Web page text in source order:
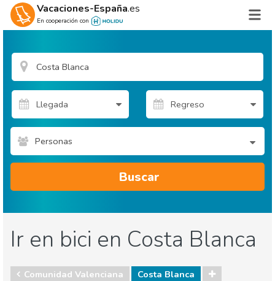
Vacaciones-España.es
En cooperación con
Personas
Buscar
Ir en bici en Costa Blanca
Comunidad Valenciana
Costa Blanca